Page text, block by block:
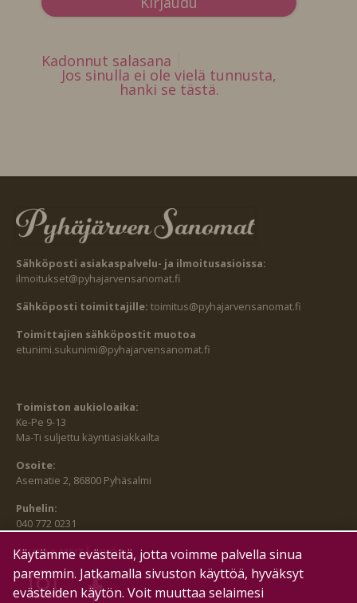
Kadonnut salasana
Jos sinulla ei ole vielä tunnusta,
hanki se tästä.
Sähköposti asiakaspalvelu- ja ilmoitusasioissa:
ilmoitukset@pyhajarvensanomat.fi
Sähköposti toimittajille: toimitus@pyhajarvensanomat.fi
Toimittajien sähköpostit muotoa
etunimi.sukunimi@pyhajarvensanomat.fi
Toimiston aukioloaika:
Ke-Pe 9-13
Ma-Ti suljettu käyntiasiakkailta
Osoite:
Asematie 2, 86800 Pyhäsalmi
Puhelin:
040 772 0231
SEURAA MEITÄ MYÖS:
Käytämme evästeitä, jotta voimme palvella sinua
paremmin. Jatkamalla sivuston käyttöä, hyväksyt
evästeiden käytön. Voit muuttaa selaimesi